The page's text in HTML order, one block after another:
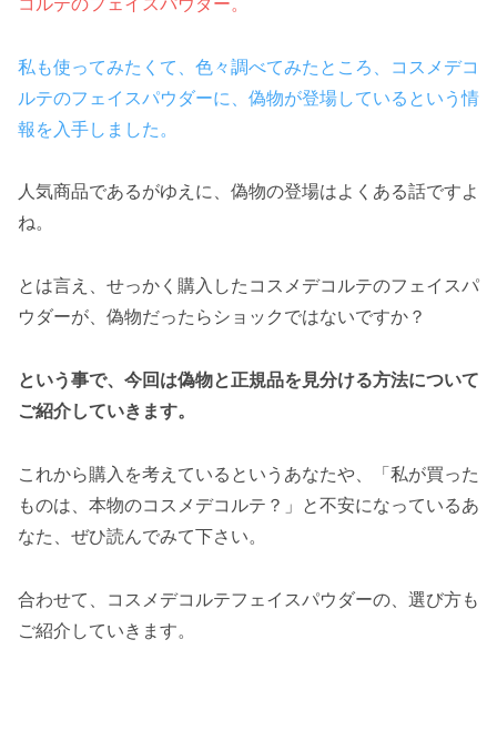
私も使ってみたくて、色々調べてみたところ、コスメデコ
ルテのフェイスパウダーに、偽物が登場しているという情
報を入手しました。
人気商品であるがゆえに、偽物の登場はよくある話ですよ
ね。
とは言え、せっかく購入したコスメデコルテのフェイスパ
ウダーが、偽物だったらショックではないですか？
という事で、今回は偽物と正規品を見分ける方法について
ご紹介していきます。
これから購入を考えているというあなたや、「私が買った
ものは、本物のコスメデコルテ？」と不安になっているあ
なた、ぜひ読んでみて下さい。
合わせて、コスメデコルテフェイスパウダーの、選び方も
ご紹介していきます。